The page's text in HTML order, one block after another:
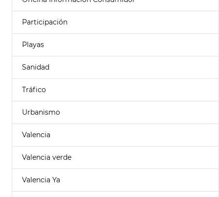
Participación
Playas
Sanidad
Tráfico
Urbanismo
Valencia
Valencia verde
Valencia Ya